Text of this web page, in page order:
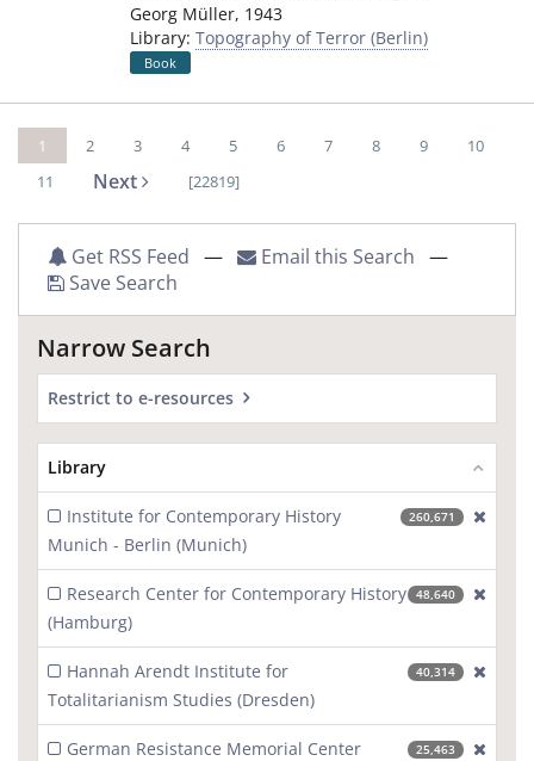
Georg Müller, 1943
Library: Topography of Terror (Berlin)
Book
1 2 3 4 5 6 7 8 9
10
11
Next [22819]
Get RSS Feed — Email this Search —
Save Search
Narrow Search
Restrict to e-resources
Library
Institute for Contemporary History
Munich - Berlin (Munich)
260,671
Research Center for Contemporary History
(Hamburg)
48,640
Hannah Arendt Institute for
Totalitarianism Studies (Dresden)
40,314
German Resistance Memorial Center
25,463